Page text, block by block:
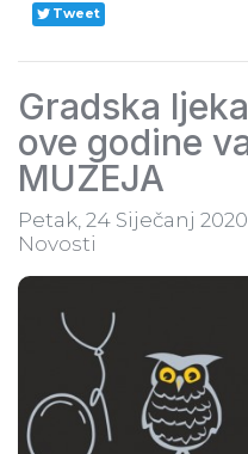
Tweet
Gradska
ove godine
MUZEJA
Petak, 24 Siječanj 2020
Novosti